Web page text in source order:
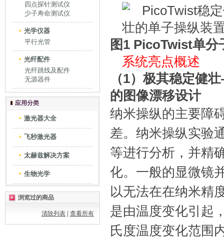
四点探针测试仪
少子寿命测试仪
光学仪器
平行光管
光纤配件
光纤跳线及配件
无源器件
应用分类
激光器大全
飞秒激光器
太赫兹解决方案
生物光学
浏览过的商品
清除列表 查看所有
图1 PicoTwist单分
系统亮点概述
（1）极其稳定健
的图像漂移设计
纳米操纵的主要障
差。纳米操纵实验
等进行分析，并精
化。一般的显微镜
以无法在在纳米精
是由温度变化引起
氏度温度变化范围